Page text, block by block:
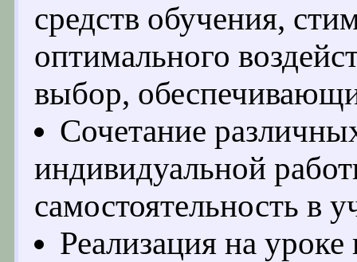
средств обучения,
оптимального
выбор,
Сочетание
индивидуальной
самостоятельность в
Реализация на